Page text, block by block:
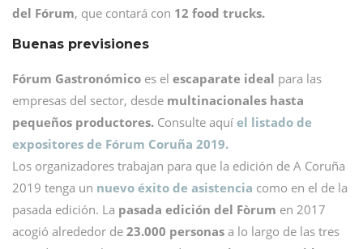
del Fórum, que contará con 12 food trucks.
Buenas previsiones
Fórum Gastronómico es el escaparate ideal para las
empresas del sector, desde multinacionales hasta
pequeños productores. Consulte aquí el listado de
expositores de Fórum Coruña 2019.
Los organizadores trabajan para que la edición de A Coruña
2019 tenga un nuevo éxito de asistencia como en el de la
pasada edición. La pasada edición del Fòrum en 2017
acogió alrededor de 23.000 personas a lo largo de las tres